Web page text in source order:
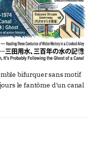
bifurquer sans motif
le fantôme d'un canal